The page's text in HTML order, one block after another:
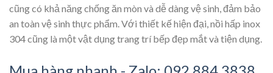
cũng có khả năng chống ăn mòn và dễ dàng vệ sinh, đảm bảo
an toàn vệ sinh thực phẩm. Với thiết kế hiện đại, nồi hấp inox
304 cũng là một vật dụng trang trí bếp đẹp mắt và tiện dụng.